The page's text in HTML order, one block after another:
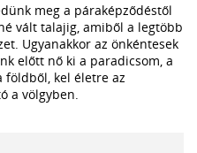
meg a páraképződéstől
vált talajig, amiből a legtöbb
Ugyanakkor az önkéntesek
előtt nő ki a paradicsom, a
földből, kel életre az
a völgyben.